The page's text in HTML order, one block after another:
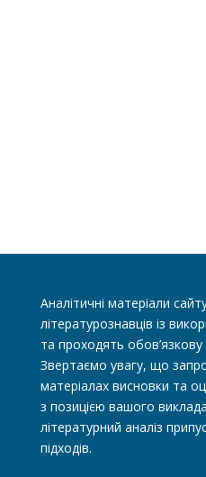
Аналітичні матеріали
літературознавців із
та проходять обов’язкову
Звертаємо увагу, що
матеріалах висновки та
з позицією вашого
літературний аналіз
підходів.